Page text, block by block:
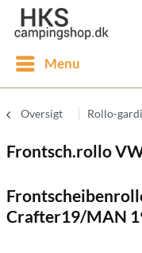
Menu
Oversigt Rollo-
Frontsch.rollo
Crafter19/MAN